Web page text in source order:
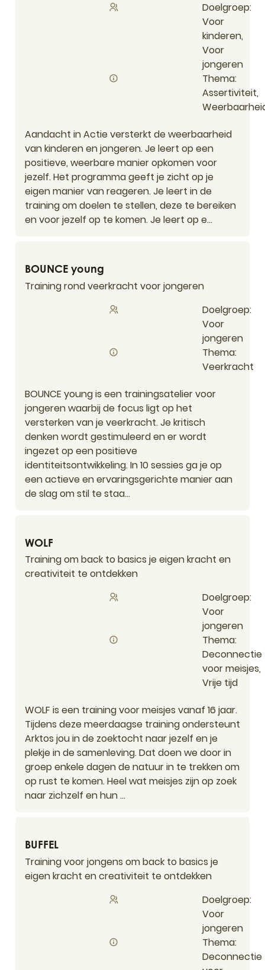
Doelgroep
Voor
kinderen,
Voor
jongeren
Thema
Assertiviteit,
Aandacht in Actie versterkt de weerbaarheid
van kinderen en jongeren. Je leert op een
positieve, weerbare manier opkomen voor
jezelf. Het programma geeft je zicht op je
eigen manier van reageren. Je leert in de
training om doelen te stellen, deze te bereiken
en voor jezelf op te komen. Je leert op e...
BOUNCE young
Training rond veerkracht voor jongeren
Doelgroep
Voor
jongeren
Thema
Veerkracht
BOUNCE young is een trainingsatelier voor
jongeren waarbij de focus ligt op het
versterken van je veerkracht. Je kritisch
denken wordt gestimuleerd en er wordt
ingezet op een positieve
identiteitsontwikkeling. In 10 sessies ga je op
een actieve en ervaringsgerichte manier aan
de slag om stil te staa...
WOLF
Training om back to basics je eigen kracht en
creativiteit te ontdekken
Doelgroep
Voor
jongeren
Thema
Deconnectie
voor meisjes,
Vrije tijd
WOLF is een training voor meisjes vanaf 16 jaar.
Tijdens deze meerdaagse training ondersteunt
Arktos jou in de zoektocht naar jezelf en je
plekje in de samenleving. Dat doen we door in
groep enkele dagen de natuur in te trekken om
op rust te komen. Heel wat meisjes zijn op zoek
naar zichzelf en hun ...
BUFFEL
Training voor jongens om back to basics je
eigen kracht en creativiteit te ontdekken
Doelgroep
Voor
jongeren
Thema
Deconnectie